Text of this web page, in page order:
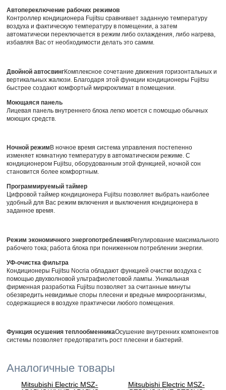
Автопереключение рабочих режимов
Контроллер кондиционера Fujitsu сравнивает заданную температуру
воздуха и фактическую температуру в помещении, а затем
автоматически переключается в режим либо охлаждения, либо нагрева,
избавляя Вас от необходимости делать это самим.
Двойной автосвингКомплексное сочетание движения горизонтальных и
вертикальных жалюзи. Благодаря этой функции кондиционеры Fujitsu
быстрее создают комфортый миркроклимат в помещении.
Моющаяся панель
Лицевая панель внутреннего блока легко моется с помощью обычных
моющих средств.
Ночной режим В ночное время система управления постепенно
изменяет комнатную температуру в автоматическом режиме. С
кондиционером Fujitsu, оборудованным этой функцией, ночной сон
становится более комфортным.
Программируемый таймер
Цифровой таймер кондиционера Fujitsu позволяет выбрать наиболее
удобный для Вас режим включения и выключения кондиционера в
заданное время.
Режим экономичного энергопотребленияРегулирование максимального
рабочего тока; работа блока при пониженном потреблении энергии.
УФ-очистка фильтра
Кондиционеры Fujitsu Nocria обладают функцией очистки воздуха с
помощью двухволновой ультрафиолетовой лампы. Уникальная
фирменная разработка Fujitsu позволяет за считанные минуты
обезвредить невидимые споры плесени и вредные микроорганизмы,
содержащиеся в воздухе практически любого помещения.
Функция осушения теплообменникаОсушение внутренних компонентов
системы позволяет предотвратить рост плесени и бактерий.
Аналогичные товары
Mitsubishi Electric MSZ-
Mitsubishi Electric MSZ-